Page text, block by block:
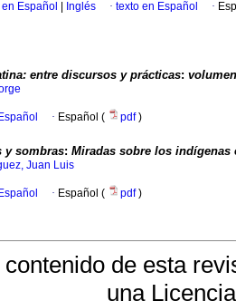
Español Inglés · texto en Español ·
entre discursos y prácticas:
· Español ( pdf)
y sombras: Miradas sobre los indígenas
Juan Luis
· Español ( pdf)
contenido de esta
una